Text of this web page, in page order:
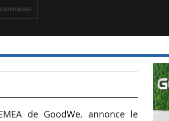
de GoodWe
de GoodWe, annonce le